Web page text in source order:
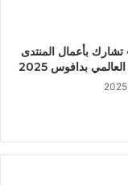
بأعمال المنتدى
بدافوس 2025